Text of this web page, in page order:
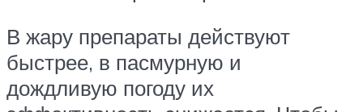
В жару препараты действуют
быстрее, в пасмурную и
дождливую погоду их